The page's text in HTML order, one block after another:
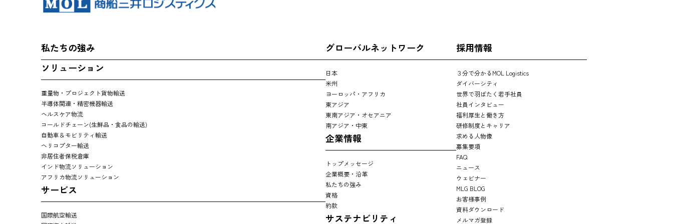
私たちの強み
ソリューション
重量物・プロジェクト貨物輸送
半導体関連・精密機器輸送
ヘルスケア物流
コールドチェーン(生鮮品・食品の輸送)
自動車＆モビリティ輸送
ヘリコプター輸送
非居住者保税倉庫
インド物流ソリューション
アフリカ物流ソリューション
サービス
国際航空輸送
グローバルネットワーク
日本
米州
ヨーロッパ・アフリカ
東アジア
東南アジア・オセアニア
南アジア・中東
企業情報
トップメッセージ
企業概要・沿革
私たちの強み
資格
約款
サステナビリティ
採用情報
３分で分かるMOL Logistics
ダイバーシティ
世界で羽ばたく若手社員
社員インタビュー
福利厚生と働き方
研修制度とキャリア
求める人物像
募集要項
FAQ
ニュース
ウェビナー
MLG BLOG
お客様事例
資料ダウンロード
メルマガ登録